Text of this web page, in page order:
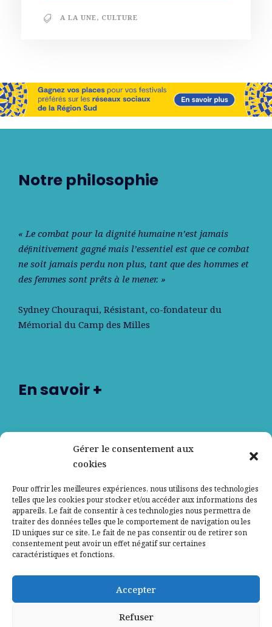
Gérer le consentement aux
cookies
Pour offrir les meilleures expériences, nous utilisons des technologies
telles que les cookies pour stocker et/ou accéder aux informations des
appareils. Le fait de consentir à ces technologies nous permettra de
traiter des données telles que le comportement de navigation ou les
ID uniques sur ce site. Le fait de ne pas consentir ou de retirer son
consentement peut avoir un effet négatif sur certaines
caractéristiques et fonctions.
Accepter
Refuser
A LA UNE, CULTURE
Notre philosophie
« Le combat pour la dignité humaine n’est jamais
déﬁnitivement gagné mais l’essentiel est que ce combat
ne soit jamais perdu non plus, tant que des hommes et
des femmes sont prêts à le mener. »
Sydney Chouraqui, Résistant, co-fondateur du
Mémorial du Camp des Milles
En savoir +
Contactez-nous
Mentions légales